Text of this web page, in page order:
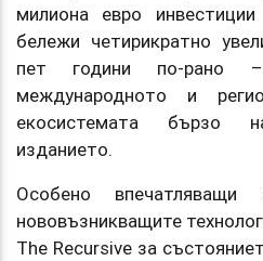
милиона евро
бележи четирикратно
пет години по-рано
международното и
екосистемата бързо
изданието.
Особено
нововъзникващите
The Recursive за